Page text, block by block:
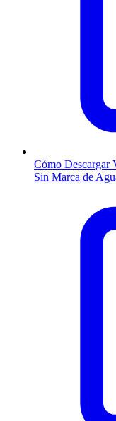
Cómo Descargar
Sin Marca de